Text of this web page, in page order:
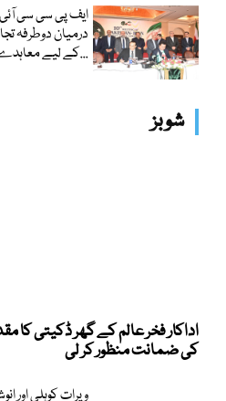
ایف پی سی سی
درمیان دوطرفہ
کے لیے معاہدے...
شوبز
اداکار فخر عالم کے گھر ڈکیتی کا
کی ضمانت منظور کر لی
ویرات کوہلی اور